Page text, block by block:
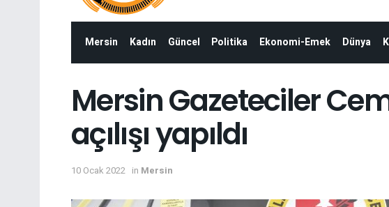
Mersin Kadın Güncel Politika Ekonomi-Emek Dünya
Mersin Gazeteciler
açılışı yapıldı
10 Ocak 2022 in Mersin